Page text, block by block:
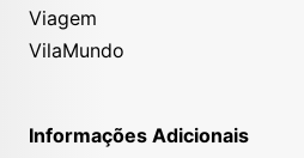
Viagem
VilaMundo
Informações Adicionais